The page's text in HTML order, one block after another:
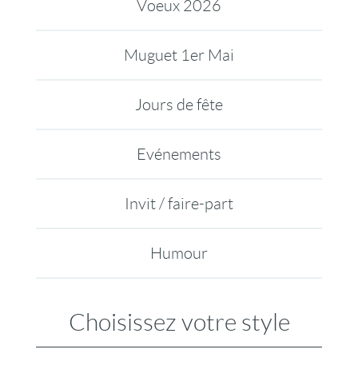
Voeux 2026
Muguet 1er Mai
Jours de fête
Evénements
Invit / faire-part
Humour
Choisissez votre style